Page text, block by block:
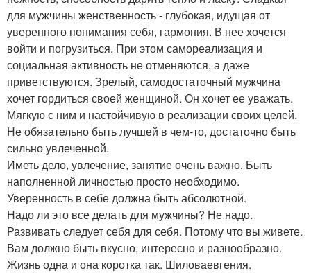
для мужчины женственность - глубокая, идущая от
уверенного понимания себя, гармония. В нее хочется
войти и погрузиться. При этом самореализация и
социальная активность не отменяются, а даже
приветствуются. Зрелый, самодостаточный мужчина
хочет гордиться своей женщиной. Он хочет ее уважать.
Мягкую с ним и настойчивую в реализации своих целей.
Не обязательно быть лучшей в чем-то, достаточно быть
сильно увлеченной.
Иметь дело, увлечение, занятие очень важно. Быть
наполненной личностью просто необходимо.
Уверенность в себе должна быть абсолютной.
Надо ли это все делать для мужчины? Не надо.
Развивать следует себя для себя. Потому что вы живете.
Вам должно быть вкусно, интересно и разнообразно.
Жизнь одна и она коротка так. Шиловаевгения.